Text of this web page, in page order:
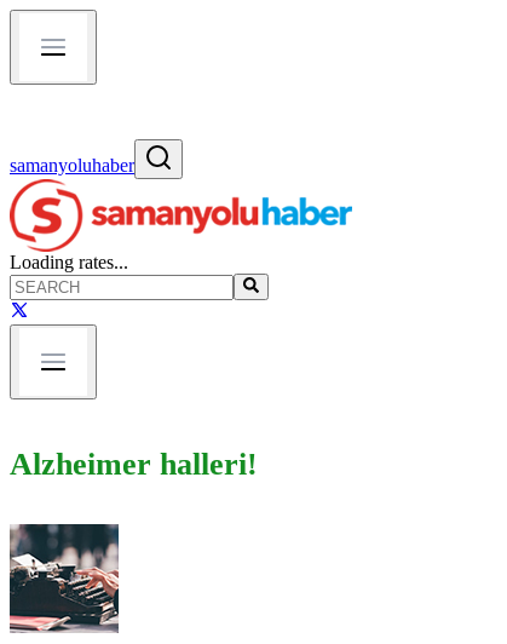
samanyoluhaber
Loading rates...
Alzheimer halleri!